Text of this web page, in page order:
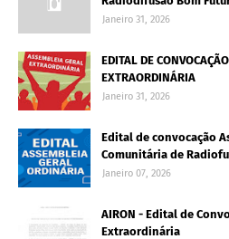
Janeiro 31, 2026
EDITAL DE
EXTRAORDINÁRIA
Janeiro 31, 2026
Edital de convocação
Comunitária de
Janeiro 07, 2026
AIRON - Edital de
Extraordinária